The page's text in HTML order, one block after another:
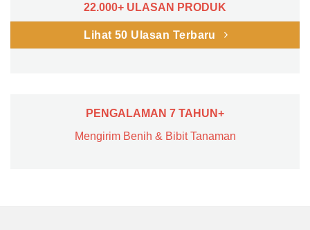
22.000+ ULASAN PRODUK
Lihat 50 Ulasan Terbaru
PENGALAMAN 7 TAHUN+
Mengirim Benih & Bibit Tanaman